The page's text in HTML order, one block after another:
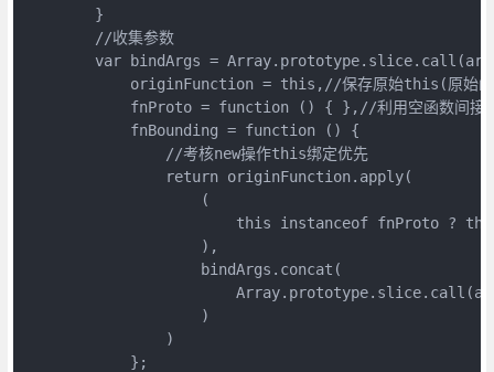
        }
        //收集参数
var bindArgs =
originFunction = this,//保存原始this(原始
fnProto = function () { },//利用空函数间接
            fnBounding = function () {
                //考核new操作this绑定优先
                return originFunction.apply(
                    (
this instanceof fnProto ?
                    ),
                    bindArgs.concat(
                    )
                )
            };